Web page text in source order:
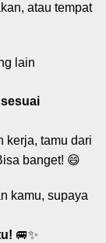
atau tempat
lain
kerja, tamu dari
banget! 😄
kamu, supaya
🚐✨